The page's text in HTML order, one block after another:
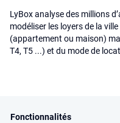
LyBox analyse des millions
modéliser les loyers de la
(appartement ou maison)
T4, T5 ...) et du mode de
Fonctionnalités